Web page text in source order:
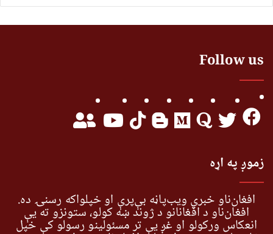
Follow us
زموږ په اړه
افغان‌ناو خبري ویب‌پاڼه بې‌پرې او خپلواکه رسنۍ ده.
افغان‌ناو د افغانانو د ژوند ښه کولو، ستونزو ته یې
انعکاس ورکولو او غږ یې تر مسئولینو رسولو کې خپل